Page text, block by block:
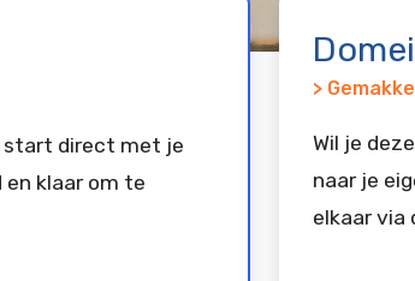
start direct met je
klaar om te
>
Wil je deze
naar je
elkaar via